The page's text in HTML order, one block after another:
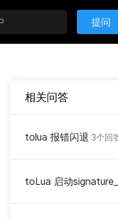
提问
相关问答
tolua 报错闪退 3个回
toLua 启动